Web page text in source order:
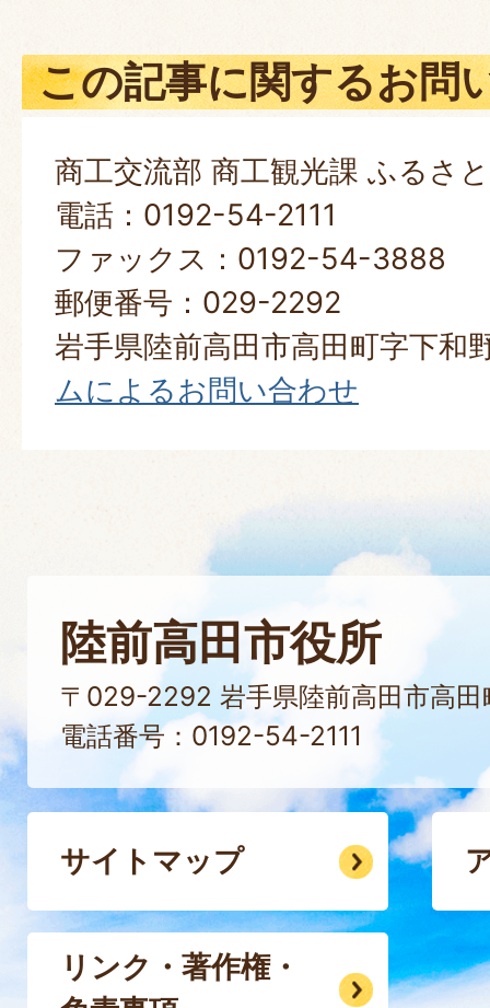
この記事に関するお問
商工交流部 商工観光課 ふるさ
電話：0192-54-2111
ファックス：0192-54-3888
郵便番号：029-2292
岩手県陸前高田市高田町字下和
ムによるお問い合わせ
陸前高田市役所
〒029-2292 岩手県陸前高田市高田
電話番号：0192-54-2111
サイトマップ
リンク・著作権・